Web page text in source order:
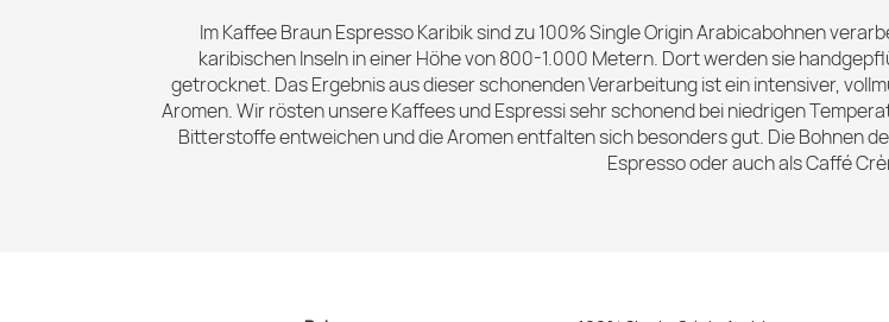
Im Kaffee Braun Espresso Karibik sind zu 100% Single Origin Arabicabohnen
karibischen Inseln in einer Höhe von 800-1.000 Metern. Dort werden sie
getrocknet. Das Ergebnis aus dieser schonenden Verarbeitung ist ein intensiver,
Aromen. Wir rösten unsere Kaffees und Espressi sehr schonend bei niedrigen
Bitterstoffe entweichen und die Aromen entfalten sich besonders gut. Die Bohnen
Espresso oder auch als Caffé